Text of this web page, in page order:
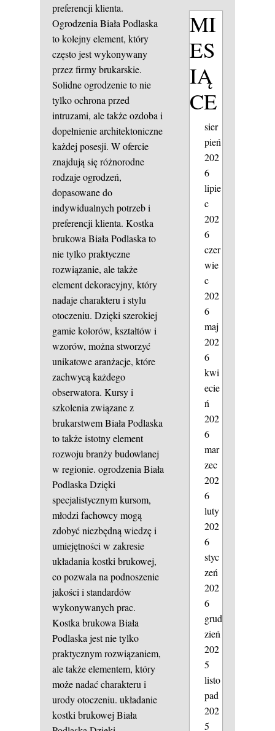
preferencji klienta.
Ogrodzenia Biała Podlaska
to kolejny element, który
często jest wykonywany
przez firmy brukarskie.
Solidne ogrodzenie to nie
tylko ochrona przed
intruzami, ale także ozdoba i
dopełnienie architektoniczne
każdej posesji. W ofercie
znajdują się różnorodne
rodzaje ogrodzeń,
dopasowane do
indywidualnych potrzeb i
preferencji klienta. Kostka
brukowa Biała Podlaska to
nie tylko praktyczne
rozwiązanie, ale także
element dekoracyjny, który
nadaje charakteru i stylu
otoczeniu. Dzięki szerokiej
gamie kolorów, kształtów i
wzorów, można stworzyć
unikatowe aranżacje, które
zachwycą każdego
obserwatora. Kursy i
szkolenia związane z
brukarstwem Biała Podlaska
to także istotny element
rozwoju branży budowlanej
w regionie. ogrodzenia Biała
Podlaska Dzięki
specjalistycznym kursom,
młodzi fachowcy mogą
zdobyć niezbędną wiedzę i
umiejętności w zakresie
układania kostki brukowej,
co pozwala na podnoszenie
jakości i standardów
wykonywanych prac.
Kostka brukowa Biała
Podlaska jest nie tylko
praktycznym rozwiązaniem,
ale także elementem, który
może nadać charakteru i
urody otoczeniu. układanie
kostki brukowej Biała
MI
ES
IĄ
CE
sier
pień
202
6
lipie
c
202
6
czer
wie
c
202
6
maj
202
6
kwi
ecie
ń
202
6
mar
zec
202
6
luty
202
6
styc
zeń
202
6
grud
zień
202
5
listo
pad
202
5